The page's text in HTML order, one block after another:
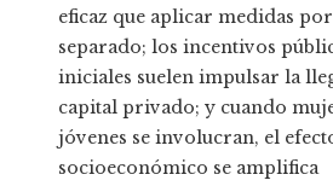
eficaz que aplicar medidas por
separado; los incentivos
iniciales suelen impulsar la
capital privado; y cuando
jóvenes se involucran, el
socioeconómico se amplifica